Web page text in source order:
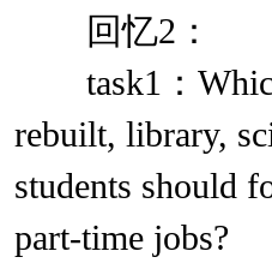
回忆2：
task1：Which
rebuilt, library,
students should
part-time jobs?